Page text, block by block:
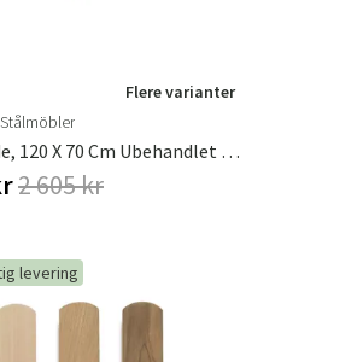
Flere varianter
Bordplade, 120 X 70 Cm Ubehandlet Fyrretræ
2 605 kr
levering